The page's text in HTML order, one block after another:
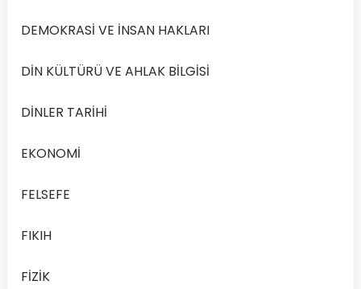
“Bileşikler
veya
fazla
elementin
yollarla
DEMOKRASİ VE İNSAN HAKLARI
DİN KÜLTÜRÜ VE AHLAK BİLGİSİ
DİNLER TARİHİ
EKONOMİ
FELSEFE
FIKIH
FİZİK